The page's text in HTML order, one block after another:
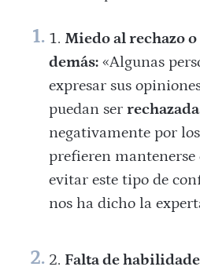
Miedo al rechazo
demás:«Algunas
expresar sus
puedan ser
negativamente por
prefieren
evitar este tipo de
nos ha dicho la
Falta de